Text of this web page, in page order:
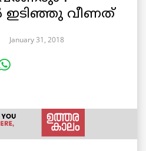
ഇടിഞ്ഞു വീണത്
January 31, 2018